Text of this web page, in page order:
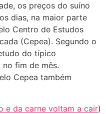
os preços do suíno
dias, na maior parte
Centro de Estudos
(Cepea). Segundo o
do típico
fim de mês.
Cepea também
e da carne voltam a cair)